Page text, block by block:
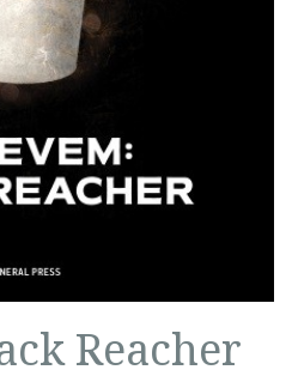
Reacher